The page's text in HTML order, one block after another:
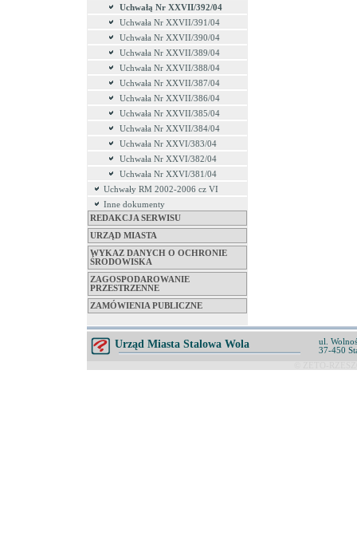
Uchwałą Nr XXVII/392/04
Uchwała Nr XXVII/391/04
Uchwała Nr XXVII/390/04
Uchwała Nr XXVII/389/04
Uchwała Nr XXVII/388/04
Uchwała Nr XXVII/387/04
Uchwała Nr XXVII/386/04
Uchwała Nr XXVII/385/04
Uchwała Nr XXVII/384/04
Uchwała Nr XXVI/383/04
Uchwała Nr XXVI/382/04
Uchwała Nr XXVI/381/04
Uchwały RM 2002-2006 cz VI
Inne dokumenty
REDAKCJA SERWISU
URZĄD MIASTA
WYKAZ DANYCH O OCHRONIE
ŚRODOWISKA
ZAGOSPODAROWANIE
PRZESTRZENNE
ZAMÓWIENIA PUBLICZNE
Urząd Miasta Stalowa Wola
ul.
37-450